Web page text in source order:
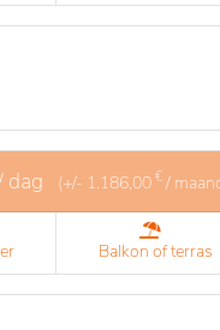
dag (+/- 1.186,00 € /
Balkon of terras